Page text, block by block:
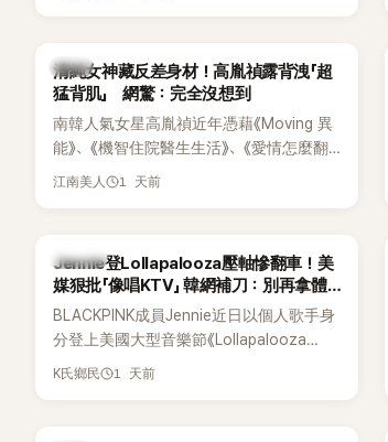
止揣測，盼逝者安息。
韓星
清純女神藏反差身材！高胤禎露背洩「超
猛背肌」 網驚：完全沒想到
南韓人氣女星高胤禎近年憑藉《Moving 異
能》、《機智住院醫生生活》、《愛情怎麼翻
譯？》、《努力克服自卑的我們》等多部熱門
近況照意外掀起熱議，不是因為仙氣十足
的美貌，而是藏在纖細身材下的超狂背肌
與肩膀線條，反差感十足，讓不少網友看
傻直呼：「原來她身材這麼猛！」
江南美人 1 天前
K-POP
Jennie登Lollapalooza壓軸慘翻車！美
媒狠批「像唱KTV」 韓網補刀：別再拿體
力當藉口
BLACKPINK成員Jennie近日以個人歌手身
分登上美國大型音樂節《Lollapalooza
Chicago》主舞台，不僅成為首位擔任該音
K氏鄉民 1 天前